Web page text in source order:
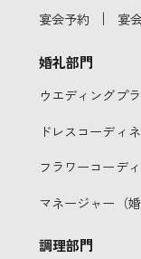
宴会予約 ｜ 宴
婚礼部門
ウエディングプ
ドレスコーディ
フラワーコーデ
マネージャー（婚
調理部門